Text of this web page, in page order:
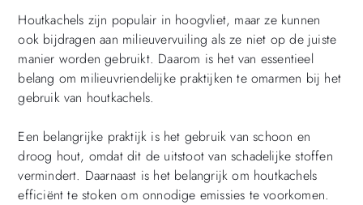
Houtkachels zijn populair in hoogvliet, maar ze kunnen
ook bijdragen aan milieuvervuiling als ze niet op de juiste
manier worden gebruikt. Daarom is het van essentieel
belang om milieuvriendelijke praktijken te omarmen bij het
gebruik van houtkachels.
Een belangrijke praktijk is het gebruik van schoon en
droog hout, omdat dit de uitstoot van schadelijke stoffen
vermindert. Daarnaast is het belangrijk om houtkachels
efficiënt te stoken om onnodige emissies te voorkomen.